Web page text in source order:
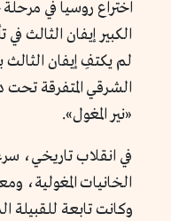
اختراع روسيا في
الكبير إيفان الثالث
لم يكتفِ إيفان
الشرقي المتفرقة تحت
«نير المغول».
في انقلاب تاريخي،
الخانيات المغولية،
وكانت تابعة للقبيلة